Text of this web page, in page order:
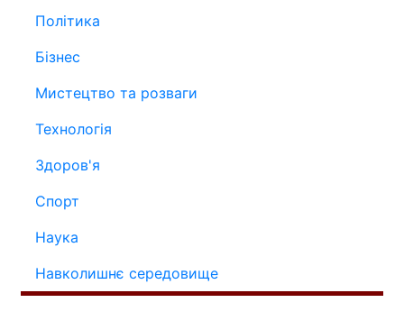
Політика
Бізнес
Мистецтво та розваги
Технологія
Здоров'я
Спорт
Наука
Навколишнє середовище